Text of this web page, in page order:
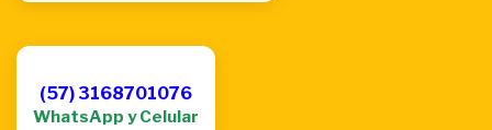
(57) 3168701076
WhatsApp y Celular